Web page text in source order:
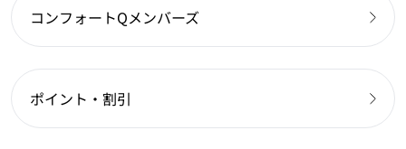
コンフォートQメンバーズ
ポイント・割引